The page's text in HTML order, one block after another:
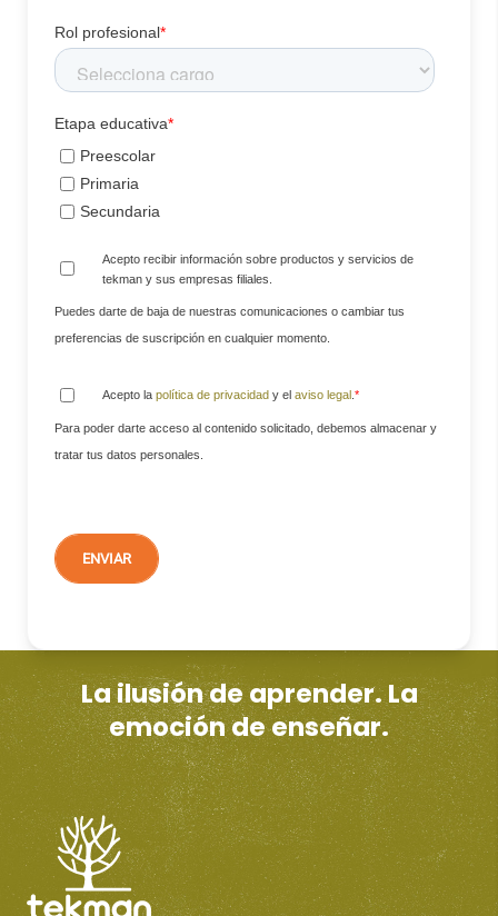
Rol profesional*
Etapa educativa*
Preescolar
Primaria
Secundaria
Acepto recibir información sobre productos y servicios de
tekman y sus empresas filiales.
Puedes darte de baja de nuestras comunicaciones o cambiar tus
preferencias de suscripción en cualquier momento.
Acepto la política de privacidad y el aviso legal *
Para poder darte acceso al contenido solicitado, debemos almacenar y
tratar tus datos personales.
La ilusión de aprender. La
emoción de enseñar.